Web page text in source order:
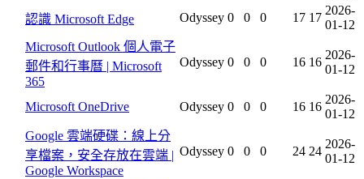
認識 Microsoft Edge
Odyssey 0 0 0 17 17
2026-
01-12
Microsoft Outlook 個人電子
郵件和行事曆 | Microsoft
365
Odyssey 0 0 0 16 16
2026-
01-12
Microsoft OneDrive Odyssey 0 0 0 16 16
2026-
01-12
Google 雲端硬碟：線上分
享檔案，安全存放在雲端 |
Google Workspace
Odyssey 0 0 0 24 24
2026-
01-12